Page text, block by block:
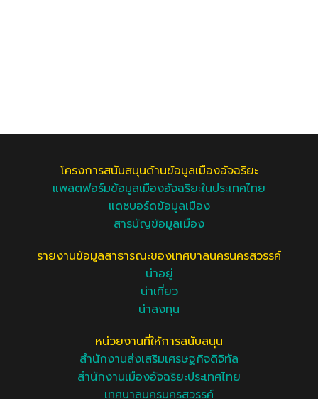
โครงการสนับสนุนด้านข้อมูลเมืองอัจฉริยะ
แพลตฟอร์มข้อมูลเมืองอัจฉริยะในประเทศไทย
แดชบอร์ดข้อมูลเมือง
สารบัญข้อมูลเมือง
รายงานข้อมูลสาธารณะของเทศบาลนครนครสวรรค์
น่าอยู่
น่าเที่ยว
น่าลงทุน
หน่วยงานที่ให้การสนับสนุน
สำนักงานส่งเสริมเศรษฐกิจดิจิทัล
สำนักงานเมืองอัจฉริยะประเทศไทย
เทศบาลนครนครสวรรค์